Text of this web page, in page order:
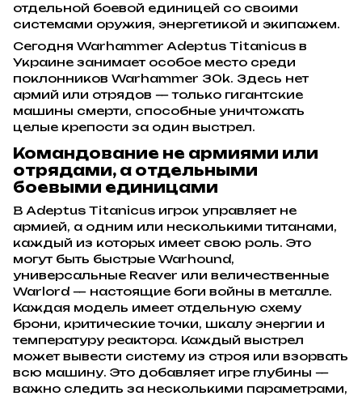
отдельной боевой единицей со своими
системами оружия, энергетикой и экипажем.
Сегодня Warhammer Adeptus Titanicus в
Украине занимает особое место среди
поклонников Warhammer 30k. Здесь нет
армий или отрядов — только гигантские
машины смерти, способные уничтожать
целые крепости за один выстрел.
Командование не армиями или
отрядами, а отдельными
боевыми единицами
В Adeptus Titanicus игрок управляет не
армией, а одним или несколькими титанами,
каждый из которых имеет свою роль. Это
могут быть быстрые Warhound,
универсальные Reaver или величественные
Warlord — настоящие боги войны в металле.
Каждая модель имеет отдельную схему
брони, критические точки, шкалу энергии и
температуру реактора. Каждый выстрел
может вывести систему из строя или взорвать
всю машину. Это добавляет игре глубины —
важно следить за несколькими параметрами,